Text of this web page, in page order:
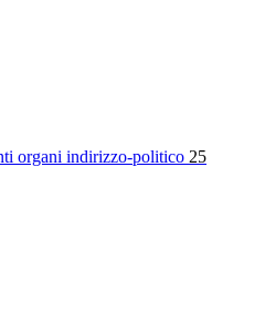
organi indirizzo-politico 25